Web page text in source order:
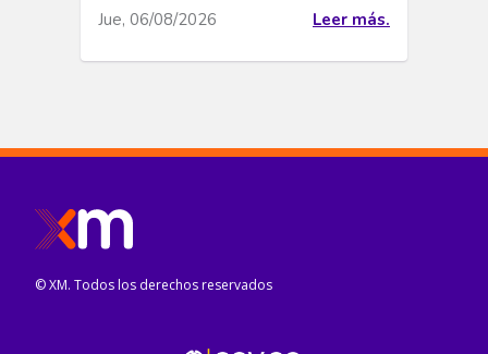
Jue, 06/08/2026 Leer más.
© XM. Todos los derechos reservados